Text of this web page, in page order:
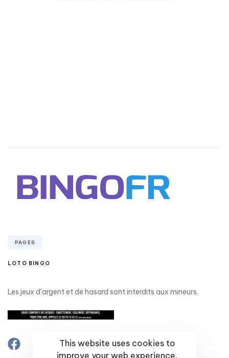
PAGES
LOTO BINGO
Les jeux d'argent et de hasard sont interdits aux mineurs.​​
This website uses cookies to
improve your web experience.